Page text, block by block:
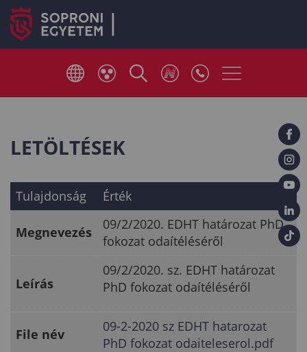
LETÖLTÉSEK
Tulajdonság Érték
Megnevezés
09/2/2020. EDHT határozat PhD
fokozat odaítéléséről
Leírás
09/2/2020. sz. EDHT határozat
PhD fokozat odaítéléséről
File név
09-2-2020 sz EDHT hatarozat
PhD fokozat odaiteleserol.pdf